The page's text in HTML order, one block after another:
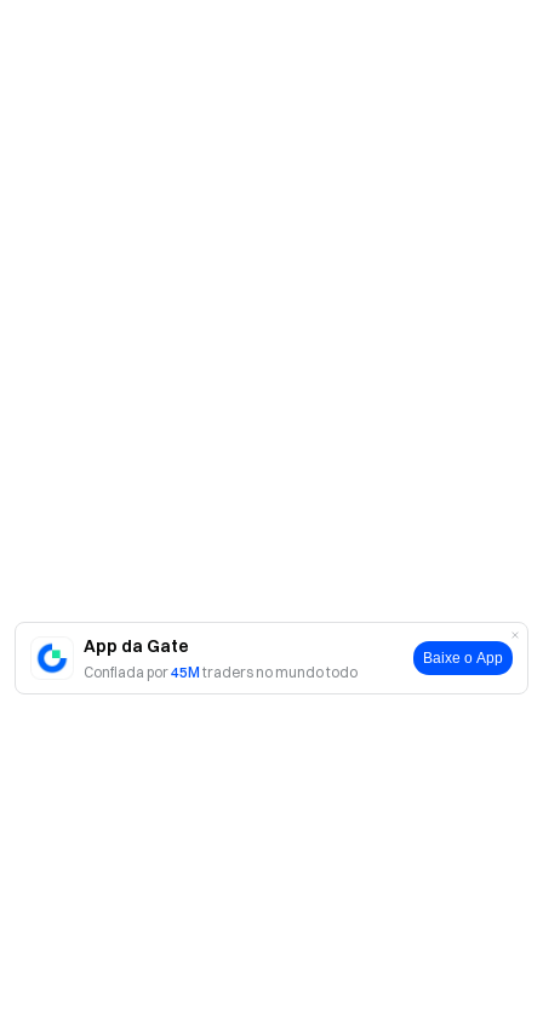
App da Gate
Confiada por45M traders no mundo todo
Baixe o App